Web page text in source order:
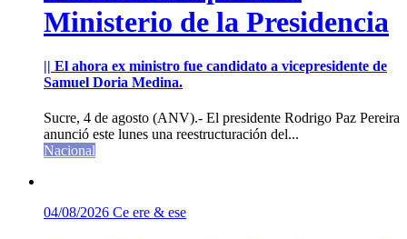
Ministerio de la Presidencia
|| El ahora ex ministro fue candidato a vicepresidente de
Samuel Doria Medina.
Sucre, 4 de agosto (ANV).- El presidente Rodrigo Paz Pereira
anunció este lunes una reestructuración del...
Nacional
04/08/2026 Ce ere & ese